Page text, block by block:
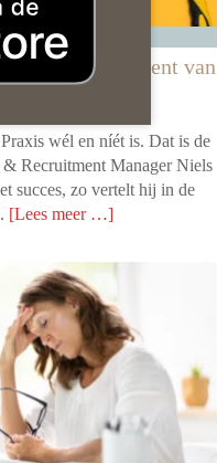
op fundament van
wél en níét is. Dat is de
Recruitment Manager Niels
succes, zo vertelt hij in de
[Lees meer …]